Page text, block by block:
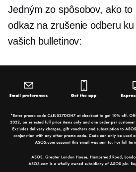
Jedným zo spôsobov, ako
odkaz na zrušenie odberu
vašich bulletinov: